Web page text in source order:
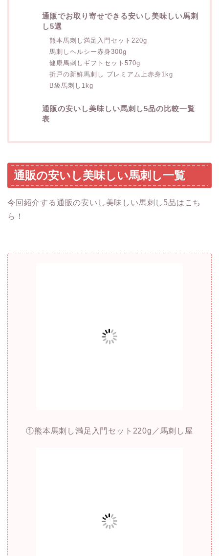
通販でお取り寄せできる安いし美味しい馬刺
し5選
熊本馬刺し満足入門セット220g
馬刺しヘルシー赤身300g
健康馬刺しギフトセット570g
折戸の新鮮馬刺し プレミアム上赤身1kg
B級馬刺し1kg
通販の安いし美味しい馬刺し5品の比較一覧
表
通販の安いし美味しい馬刺し一覧
今回紹介する通販の安いし美味しい馬刺し5品はこち
ら！
①熊本馬刺し満足入門セット220g／馬刺し屋